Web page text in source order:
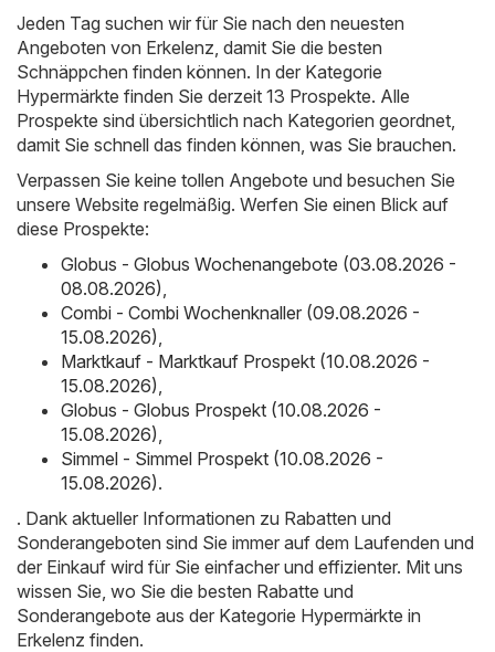
Jeden Tag suchen wir für Sie nach den neuesten
Angeboten von Erkelenz, damit Sie die besten
Schnäppchen finden können. In der Kategorie
Hypermärkte finden Sie derzeit 13 Prospekte. Alle
Prospekte sind übersichtlich nach Kategorien geordnet,
damit Sie schnell das finden können, was Sie brauchen.
Verpassen Sie keine tollen Angebote und besuchen Sie
unsere Website regelmäßig. Werfen Sie einen Blick auf
diese Prospekte:
Globus - Globus Wochenangebote (03.08.2026 -
08.08.2026)
Combi - Combi Wochenknaller (09.08.2026 -
15.08.2026)
Marktkauf - Marktkauf Prospekt (10.08.2026 -
15.08.2026)
Globus - Globus Prospekt (10.08.2026 -
15.08.2026)
Simmel - Simmel Prospekt (10.08.2026 -
15.08.2026).
. Dank aktueller Informationen zu Rabatten und
Sonderangeboten sind Sie immer auf dem Laufenden und
der Einkauf wird für Sie einfacher und effizienter. Mit uns
wissen Sie, wo Sie die besten Rabatte und
Sonderangebote aus der Kategorie Hypermärkte in
Erkelenz finden.